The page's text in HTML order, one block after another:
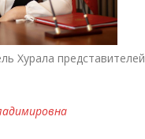
Хурала представителей